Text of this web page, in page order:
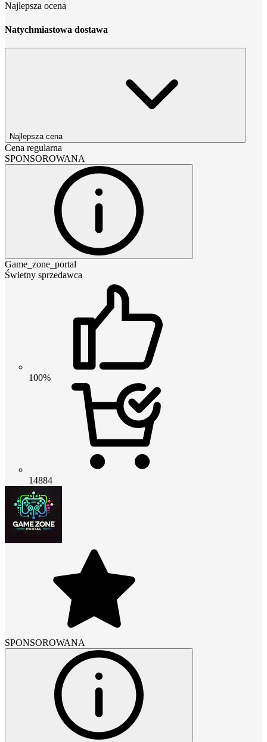
Najlepsza ocena
Natychmiastowa dostawa
Najlepsza cena
Cena regularna
SPONSOROWANA
Game_zone_portal
Świetny sprzedawca
100%
14884
SPONSOROWANA